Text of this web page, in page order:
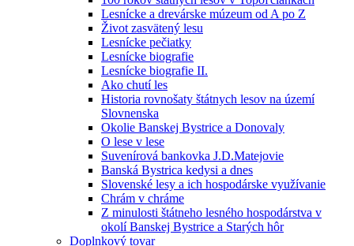
Lesnícke a drevárske múzeum od A po Z
Život zasvätený lesu
Lesnícke pečiatky
Lesnícke biografie
Lesnícke biografie II.
Ako chutí les
Historia rovnošaty štátnych lesov na území
Slovnenska
Okolie Banskej Bystrice a Donovaly
O lese v lese
Suvenírová bankovka J.D.Matejovie
Banská Bystrica kedysi a dnes
Slovenské lesy a ich hospodárske využívanie
Chrám v chráme
Z minulosti štátneho lesného hospodárstva v
okolí Banskej Bystrice a Starých hôr
Doplnkový tovar